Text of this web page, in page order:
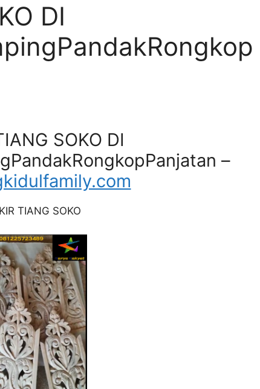
DI
SOKO DI
–
TIANG SOKO